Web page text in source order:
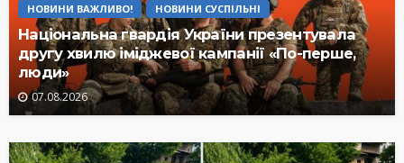
НОВИНИ ВАЖЛИВО! НОВИНИ СУСПІЛЬНІ
Національна гвардія України презентувала
другу хвилю іміджевої кампанії «По-перше,
люди»
07.08.2026